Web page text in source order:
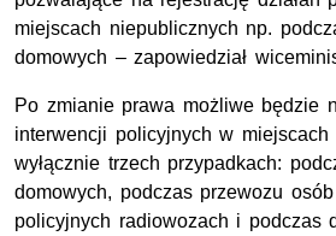
miejscach niepublicznych np.
domowych – zapowiedział
Po zmianie prawa możliwe będzie
interwencji policyjnych w
wyłącznie trzech przypadkach:
domowych, podczas przewozu
policyjnych radiowozach i podczas